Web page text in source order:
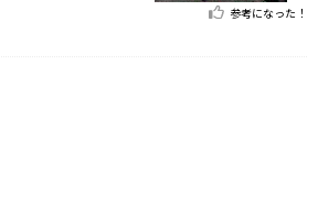
参考になった！